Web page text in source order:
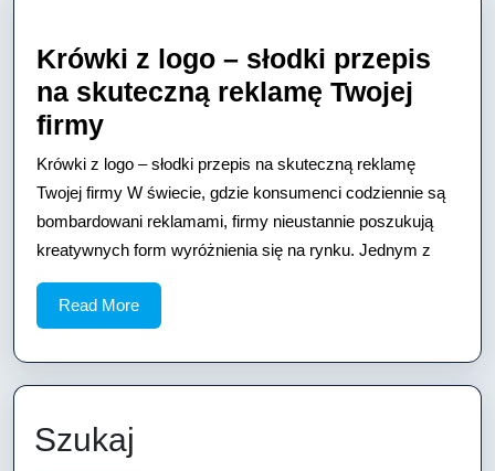
Krówki z logo – słodki przepis
na skuteczną reklamę Twojej
firmyKrówki
z
logo
–
słodki
przepis
na
skuteczną
reklamę
Twojej
firmy
Krówki z logo – słodki przepis na skuteczną reklamę
Twojej firmy W świecie, gdzie konsumenci codziennie są
bombardowani reklamami, firmy nieustannie poszukują
kreatywnych form wyróżnienia się na rynku. Jednym z
Read MoreRead
More
Szukaj